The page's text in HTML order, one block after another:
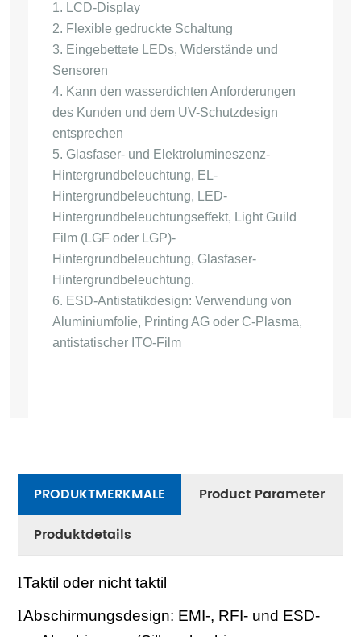
1. LCD-Display
2. Flexible gedruckte Schaltung
3. Eingebettete LEDs, Widerstände und
Sensoren
4. Kann den wasserdichten Anforderungen
des Kunden und dem UV-Schutzdesign
entsprechen
5. Glasfaser- und Elektrolumineszenz-
Hintergrundbeleuchtung, EL-
Hintergrundbeleuchtung, LED-
Hintergrundbeleuchtungseffekt, Light Guild
Film (LGF oder LGP)-
Hintergrundbeleuchtung, Glasfaser-
Hintergrundbeleuchtung.
6. ESD-Antistatikdesign: Verwendung von
Aluminiumfolie, Printing AG oder C-Plasma,
antistatischer ITO-Film
PRODUKTMERKMALE
Product Parameter
Produktdetails
lTaktil oder nicht taktil
lAbschirmungsdesign: EMI-, RFI- und ESD-